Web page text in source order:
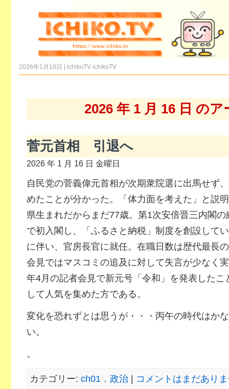
2026年1月16日 | ichikoTV ichikoTV
2026 年 1 月 16 日 のア
菅元首相 引退へ
2026 年 1 月 16 日 金曜日
自民党の菅義偉元首相が次期衆院選に出馬せず
めたことが分かった。「体力面を考えた」と説
県生まれだからまだ77歳。第1次安倍晋三内閣
で初入閣し、「ふるさと納税」制度を創設して
に伴い、官房長官に就任。在職日数は歴代最長
会見ではマスコミの追及に対して失言が少なく
年4月の記者会見で新元号「令和」を発表した
して人気を集めた方である。
変化を恐れずとは思うが・・・丙午の時代はか
い。
。
カテゴリー: ch01．政治| コメントはまだあり